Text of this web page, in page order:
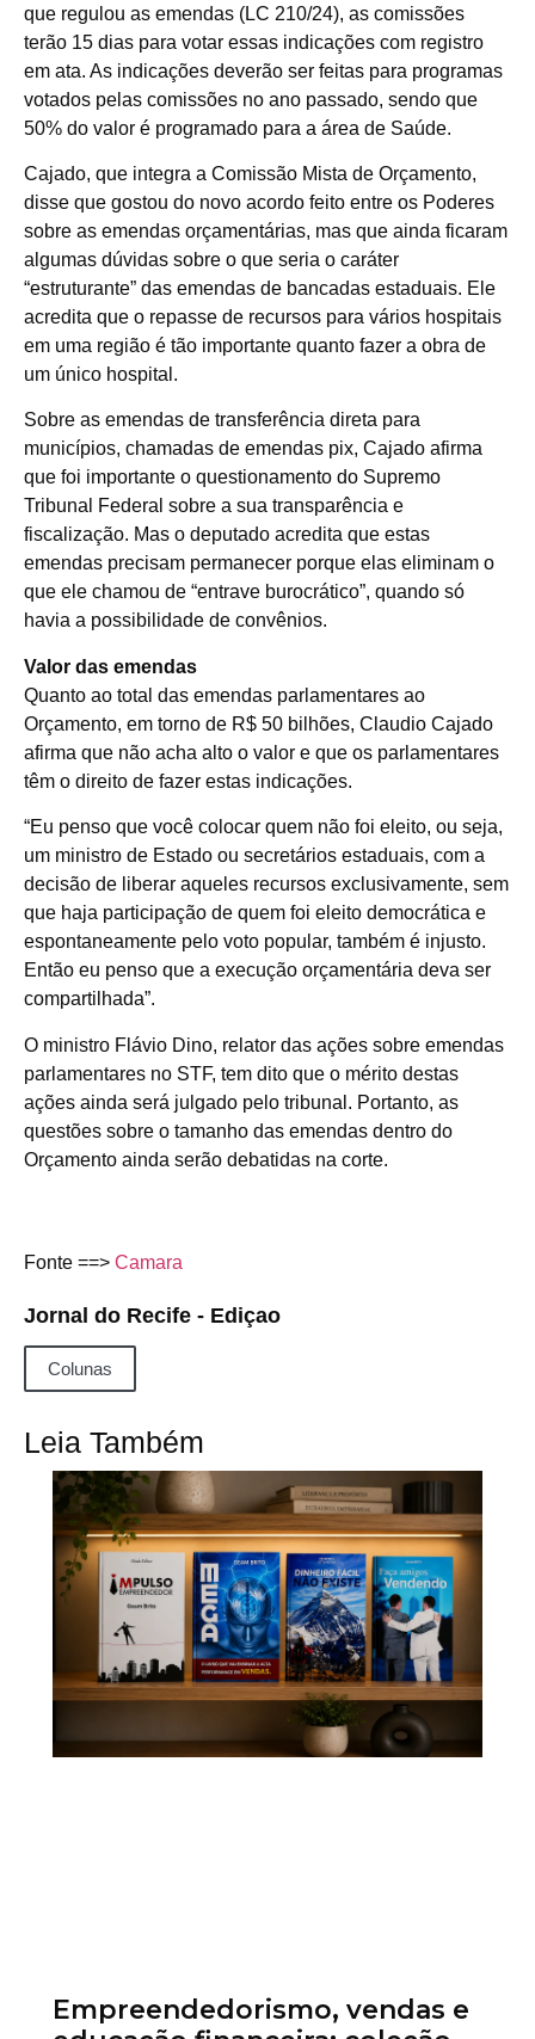
que regulou as emendas (LC 210/24), as comissões
terão 15 dias para votar essas indicações com registro
em ata. As indicações deverão ser feitas para programas
votados pelas comissões no ano passado, sendo que
50% do valor é programado para a área de Saúde.
Cajado, que integra a Comissão Mista de Orçamento,
disse que gostou do novo acordo feito entre os Poderes
sobre as emendas orçamentárias, mas que ainda ficaram
algumas dúvidas sobre o que seria o caráter
“estruturante” das emendas de bancadas estaduais. Ele
acredita que o repasse de recursos para vários hospitais
em uma região é tão importante quanto fazer a obra de
um único hospital.
Sobre as emendas de transferência direta para
municípios, chamadas de emendas pix, Cajado afirma
que foi importante o questionamento do Supremo
Tribunal Federal sobre a sua transparência e
fiscalização. Mas o deputado acredita que estas
emendas precisam permanecer porque elas eliminam o
que ele chamou de “entrave burocrático”, quando só
havia a possibilidade de convênios.
Valor das emendas
Quanto ao total das emendas parlamentares ao
Orçamento, em torno de R$ 50 bilhões, Claudio Cajado
afirma que não acha alto o valor e que os parlamentares
têm o direito de fazer estas indicações.
“Eu penso que você colocar quem não foi eleito, ou seja,
um ministro de Estado ou secretários estaduais, com a
decisão de liberar aqueles recursos exclusivamente, sem
que haja participação de quem foi eleito democrática e
espontaneamente pelo voto popular, também é injusto.
Então eu penso que a execução orçamentária deva ser
compartilhada”.
O ministro Flávio Dino, relator das ações sobre emendas
parlamentares no STF, tem dito que o mérito destas
ações ainda será julgado pelo tribunal. Portanto, as
questões sobre o tamanho das emendas dentro do
Orçamento ainda serão debatidas na corte.
Fonte ==> Camara
Jornal do Recife - Ediçao
Colunas
Leia Também
Empreendedorismo, vendas e